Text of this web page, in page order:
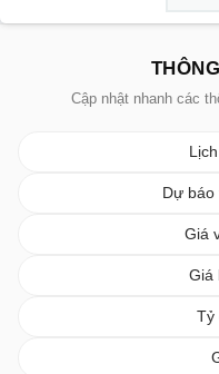
Cập nhật nhanh các
Dự báo
Giá
Giá
Tỷ